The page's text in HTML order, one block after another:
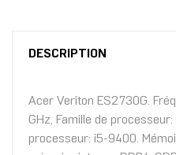
DESCRIPTION
Acer Veriton ES2730G.
GHz, Famille de
processeur: i5-9400.